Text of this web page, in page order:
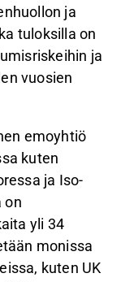
ja
tuloksilla on
ja
vuosien
emoyhtiö
kuten
ja Iso-
on
yli 34
monissa
kuten UK